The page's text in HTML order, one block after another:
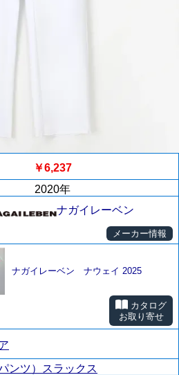
￥6,237
2020年
ナガイレーベン
メーカー情報
ナガイレーベン ナウェイ 2025
カタログ
お取り寄せ
ンツ）スラックス